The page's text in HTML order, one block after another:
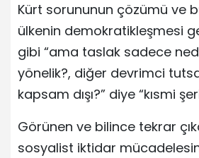
Kürt sorununun çözümü ve
ülkenin demokratikleşmesi
gibi “ama taslak sadece
yönelik?, diğer devrimci
kapsam dışı?” diye “kısmi
Görünen ve bilince tekrar
sosyalist iktidar